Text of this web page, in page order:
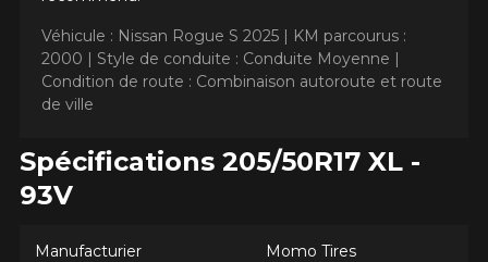
Véhicule : Nissan Rogue S 2025 |
KM parcourus :
2000 | Style de conduite : Conduite Moyenne |
Condition de route : Combinaison autoroute et route
de ville
Spécifications 205/50R17 XL -
93V
Manufacturier Momo Tires
AJOUTER UN AVIS
Votre avis concernant le
NORTHPOLE W-20 EUROPA